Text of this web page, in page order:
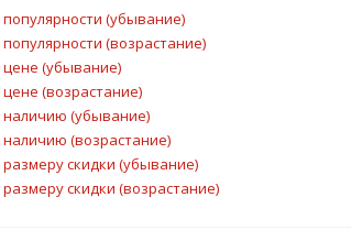
(убывание)
(возрастание)
(убывание)
(возрастание)
(убывание)
(возрастание)
скидки (убывание)
скидки (возрастание)